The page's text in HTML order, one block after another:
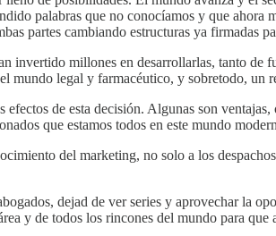
palabras que no conocíamos y que
partes cambiando estructuras ya firmadas
invertido millones en desarrollarlas, tanto de
mundo legal y farmacéutico, y sobretodo, un
de esta decisión. Algunas son
que estamos todos en este mundo
del marketing, no solo a los
dejad de ver series y aprovechar la
y de todos los rincones del mundo para